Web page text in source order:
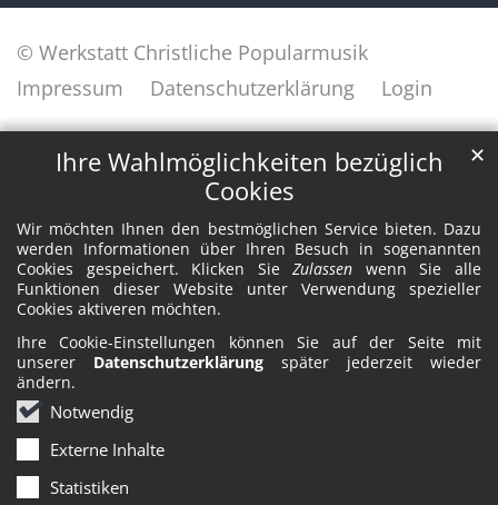
Ihre Wahlmöglichkeiten bezüglich
Cookies
Wir möchten Ihnen den bestmöglichen Service bieten. Dazu
werden Informationen über Ihren Besuch in sogenannten
Cookies gespeichert. Klicken SieZulassen wenn Sie alle
Funktionen dieser Website unter Verwendung spezieller
Cookies aktiveren möchten.
Ihre Cookie-Einstellungen können Sie auf der Seite mit
unserer Datenschutzerklärung später jederzeit wieder
ändern.
Notwendig
Externe Inhalte
Statistiken
✕
© Werkstatt Christliche Popularmusik
Impressum
Datenschutzerklärung Login